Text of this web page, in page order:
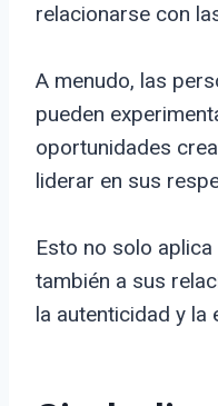
relacionarse con
A menudo, las
pueden
oportunidades
liderar en sus
Esto no solo
también a sus
la autenticidad y la